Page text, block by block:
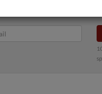
bandeja de entrada